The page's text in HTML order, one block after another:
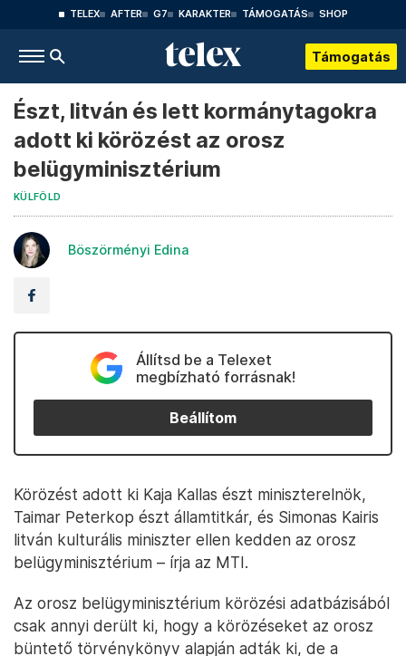
TELEX AFTER G7 KARAKTER TÁMOGATÁS SHOP
Támogatás
Észt, litván és lett kormánytagokra
adott ki körözést az orosz
belügyminisztérium
KÜLFÖLD
Böszörményi Edina
Állítsd be a Telexet
megbízható forrásnak!
Beállítom
Körözést adott ki Kaja Kallas észt miniszterelnök,
Taimar Peterkop észt államtitkár, és Simonas Kairis
litván kulturális miniszter ellen kedden az orosz
belügyminisztérium – írja az MTI.
Az orosz belügyminisztérium körözési adatbázisából
csak annyi derült ki, hogy a körözéseket az orosz
büntető törvénykönyv alapján adták ki, de a